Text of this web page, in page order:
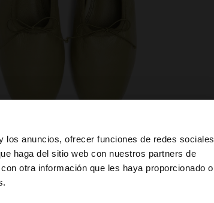
los anuncios, ofrecer funciones de redes sociales
haga del sitio web con nuestros partners de
otra información que les haya proporcionado o
×
de United States?